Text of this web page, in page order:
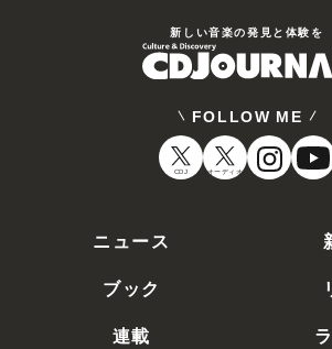
新しい⾳楽の発⾒と体験を
FOLLOW ME
CDJ オーディオ
ニュース
ブック
連載